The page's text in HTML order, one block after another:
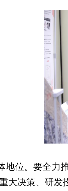
地位。要全力
大决策、研